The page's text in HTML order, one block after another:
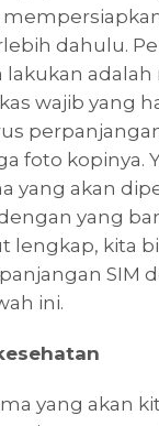
dahulu.
lakukan
wajib yang
foto kopinya.
yang akan
yang
lengkap, kita
SIM
ini.
yang akan